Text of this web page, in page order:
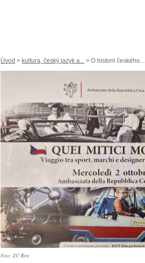
Úvod > kultura, český jazyk a... > O historii českého...
Foto: ZÚ Řím